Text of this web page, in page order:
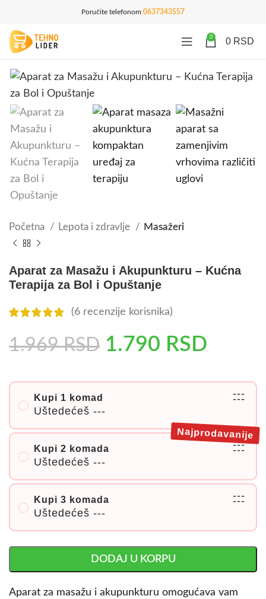
Poručite telefonom 0637343557
0 0 RSD
Početna Lepota i zdravlje Masažeri
Aparat za Masažu i Akupunkturu – Kućna
Terapija za Bol i Opuštanje
(6 recenzije korisnika)
1.969RSD 1.790 RSD
Kupi 1 komad
Uštedećeš ---
---
---
Kupi 2 komada
Uštedećeš ---
---
---
Najprodavanije
Kupi 3 komada
Uštedećeš ---
---
---
DODAJ U KORPU
Aparat za masažu i akupunkturu omogućava vam